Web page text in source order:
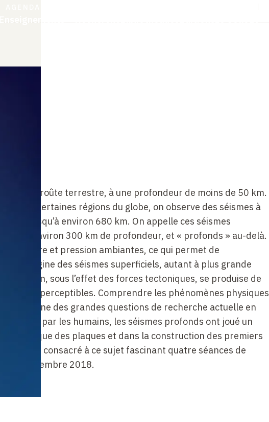
au
la croûte terrestre, à une profondeur de moins de 50 km.
dans certaines régions du globe, on observe des séismes à
aller jusqu’à environ 680 km. On appelle ces séismes
environ 300 km de profondeur, et « profonds » au-delà.
et pression ambiantes, ce qui permet de
à l’origine des séismes superficiels, autant à plus grande
sous l’effet des forces tectoniques, se produise de
perceptibles. Comprendre les phénomènes physiques
l’une des grandes questions de recherche actuelle en
par les humains, les séismes profonds ont joué un
tectonique des plaques et dans la construction des premiers
J’ai consacré à ce sujet fascinant quatre séances de
et novembre 2018.